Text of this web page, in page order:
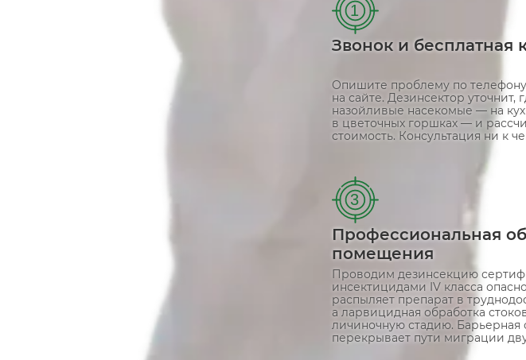
1
Звонок и бесплатная
Опишите проблему по
на сайте. Дезинсектор уточнит,
назойливые насекомые — на
в цветочных горшках — и
стоимость. Консультация ни к
3
Профессиональная
помещения
Проводим дезинсекцию
инсектицидами IV класса
распыляет препарат в
а ларвицидная обработка
личиночную стадию. Барьерная
перекрывает пути миграции